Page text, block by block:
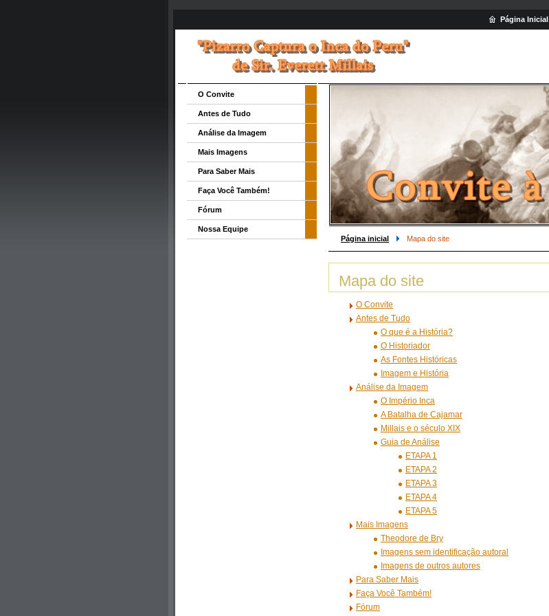
Página inicial Mapa do site
Mapa do site
O Convite
Antes de Tudo
O que é a História?
O Historiador
As Fontes Históricas
Imagem e História
Análise da Imagem
O Império Inca
A Batalha de Cajamar
Millais e o século XIX
Guia de Análise
ETAPA 1
ETAPA 2
ETAPA 3
ETAPA 4
ETAPA 5
Mais Imagens
Theodore de Bry
Imagens sem identificação autoral
Imagens de outros autores
Para Saber Mais
Faça Você Também!
Fórum
O Convite
Antes de Tudo
Análise da Imagem
Mais Imagens
Para Saber Mais
Faça Você Também!
Fórum
Nossa Equipe
Página Inicial